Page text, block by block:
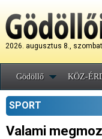
2026. augusztus 8.,
Gödöllő KÖZ-
SPORT
Valami